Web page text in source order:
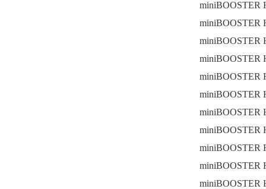
miniBOOSTER
miniBOOSTER
miniBOOSTER
miniBOOSTER
miniBOOSTER
miniBOOSTER
miniBOOSTER
miniBOOSTER
miniBOOSTER
miniBOOSTER
miniBOOSTER